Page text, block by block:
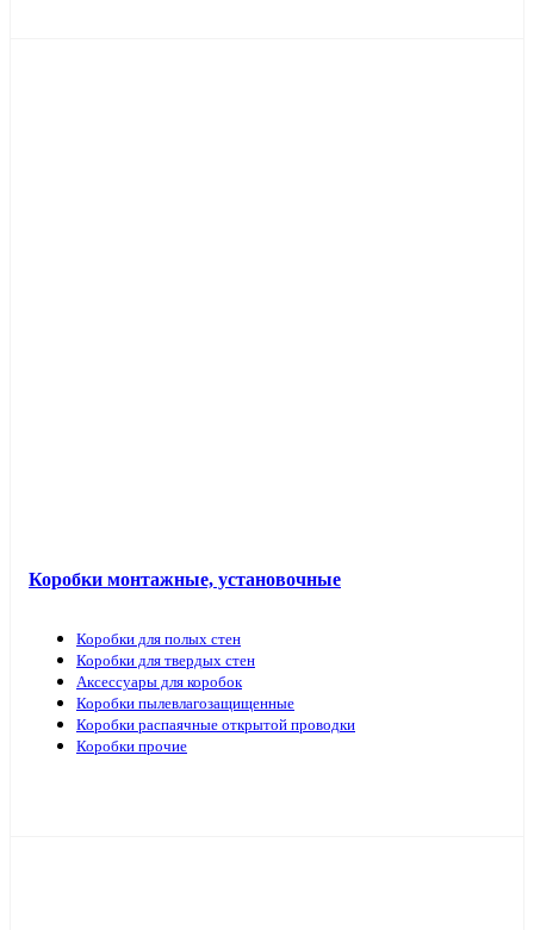
Коробки монтажные, установочные
Коробки для полых стен
Коробки для твердых стен
Аксессуары для коробок
Коробки пылевлагозащищенные
Коробки распаячные открытой проводки
Коробки прочие